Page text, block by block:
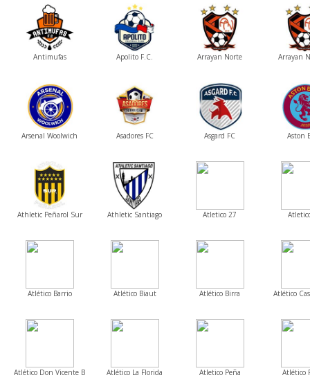
Antimufas Apolito F.C. Arrayan Norte Arrayan
Arsenal Woolwich Asadores FC Asgard FC Aston
Athletic Peñarol Sur Athletic Santiago Atletico 27
Atlético Barrio Atlético Biaut Atlético Birra Atlético
Atlético Don Vicente B Atlético La Florida Atletico Peña Atlético